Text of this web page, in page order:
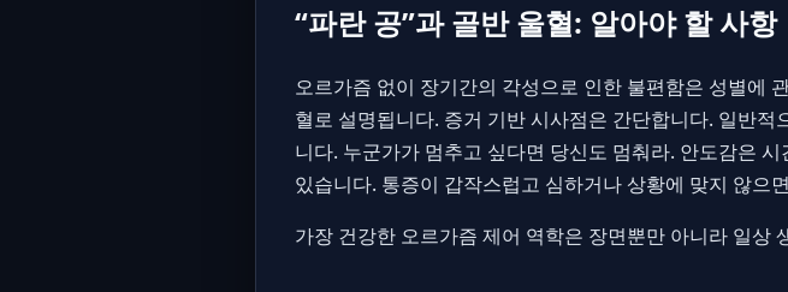
“파란 공”과 골반 울혈: 알아야 할 사항
오르가즘 없이 장기간의 각성으로 인한 불편함은 성별에
혈로 설명됩니다. 증거 기반 시사점은 간단합니다. 일반
니다. 누군가가 멈추고 싶다면 당신도 멈춰라. 안도감은
있습니다. 통증이 갑작스럽고 심하거나 상황에 맞지 않으
가장 건강한 오르가즘 제어 역학은 장면뿐만 아니라 일상